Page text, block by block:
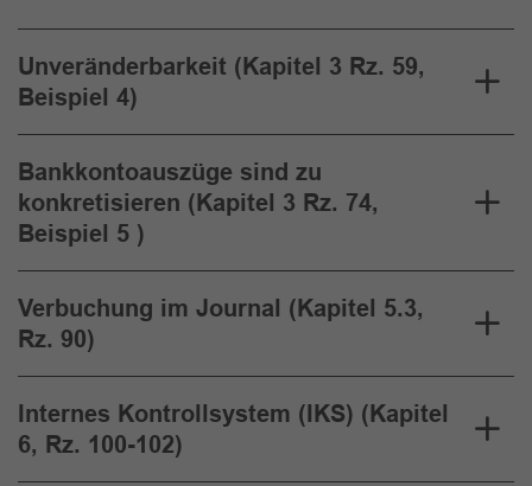
Unveränderbarkeit (Kapitel 3 Rz. 59,
Beispiel 4)
Bankkontoauszüge sind zu
konkretisieren (Kapitel 3 Rz. 74,
Beispiel 5 )
Verbuchung im Journal (Kapitel 5.3,
Rz. 90)
Internes Kontrollsystem (IKS) (Kapitel
6, Rz. 100-102)